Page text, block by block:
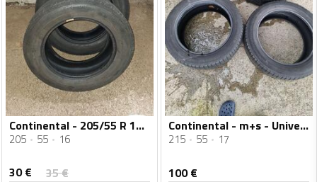
Continental - 205/55 R 16 C - Ljetnja guma
205 55 16
30€ 35€
Continental - m+s - Univerzalna guma
215 55 17
100€